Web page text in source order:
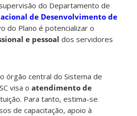
do Departamento de
de Desenvolvimento de
do Plano é potencializar o
e pessoal dos servidores
órgão central do Sistema de
visa o atendimento de
Para tanto, estima-se
de capacitação, apoio à